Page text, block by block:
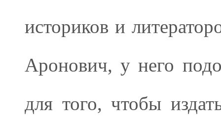
историков и
Аронович, у него
для того, чтобы